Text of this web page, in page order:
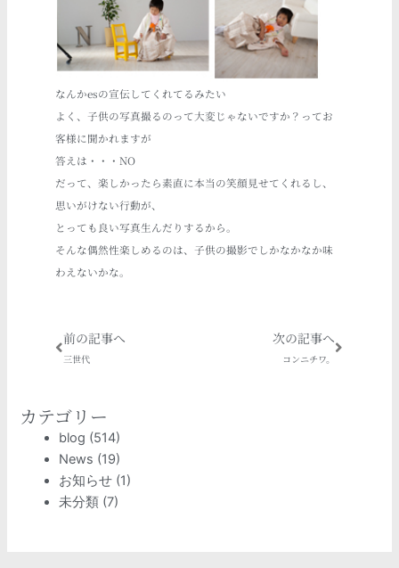
なんかesの宣伝してくれてるみたい
よく、子供の写真撮るのって大変じゃないですか？ってお
客様に聞かれますが
答えは・・・NO
だって、楽しかったら素直に本当の笑顔見せてくれるし、
思いがけない行動が、
とっても良い写真生んだりするから。
そんな偶然性楽しめるのは、子供の撮影でしかなかなか味
わえないかな。
Prev
前の記事へ
三世代
次の記事へ
コンニチワ。
Next
カテゴリー
blog (514)
News (19)
お知らせ (1)
未分類 (7)